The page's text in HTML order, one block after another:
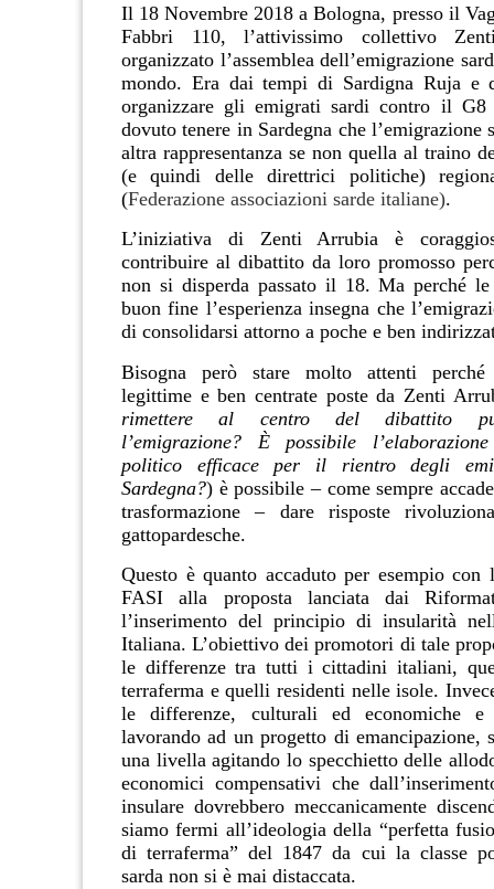
Il 18 Novembre 2018 aBologna, presso il
Fabbri 110, l’attivissimo collettivo
organizzato l’assemblea dell’emigrazione
mondo. Era dai tempi di Sardigna Ruja e
organizzare gli emigrati sardi contro il G8
dovuto tenere in Sardegna che l’emigrazione
altra rappresentanza se non quella al traino
(e quindi delle direttrici politiche)
(Federazione associazioni sarde italiane).
L’iniziativa di Zenti Arrubia è
contribuire al dibattito da loro promosso
non si disperda passato il 18. Ma perché le
buon fine l’esperienza insegna che
di consolidarsi attorno a poche e ben
Bisogna però stare molto attenti perché
legittime e ben centrate poste da Zenti
rimettere al centro del dibattito
l’emigrazione? È possibile
politico efficace per il rientro degli
Sardegna?) è possibile – come sempre
trasformazione – dare risposte
gattopardesche.
Questo è quanto accaduto per esempio con
FASI alla proposta lanciata dai
l’inserimento del principio di insularità
Italiana.L’obiettivo dei promotori di tale
le differenze tra tutti i cittadini italiani,
terraferma e quelli residenti nelle isole.
le differenze, culturali ed economiche
lavorando ad un progetto di emancipazione,
una livella agitando lo specchietto delle
economici compensativi che
insulare dovrebbero meccanicamente
siamo fermi all’ideologia della “perfetta
di terraferma” del 1847 da cui la classe
sarda non si è mai distaccata.